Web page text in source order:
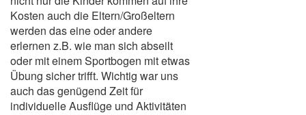
Kosten auch die Eltern/Großeltern
werden das eine oder andere
erlernen z.B. wie man sich abseilt
oder mit einem Sportbogen mit etwas
Übung sicher trifft. Wichtig war uns
auch das genügend Zeit für
individuelle Ausflüge und Aktivitäten